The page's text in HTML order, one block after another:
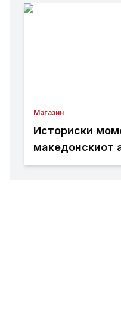
Магазин
Историски
македонскиот
е прв возач од